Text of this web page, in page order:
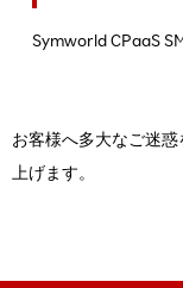
Symworld CPaaS
お客様へ多大なご迷
上げます。